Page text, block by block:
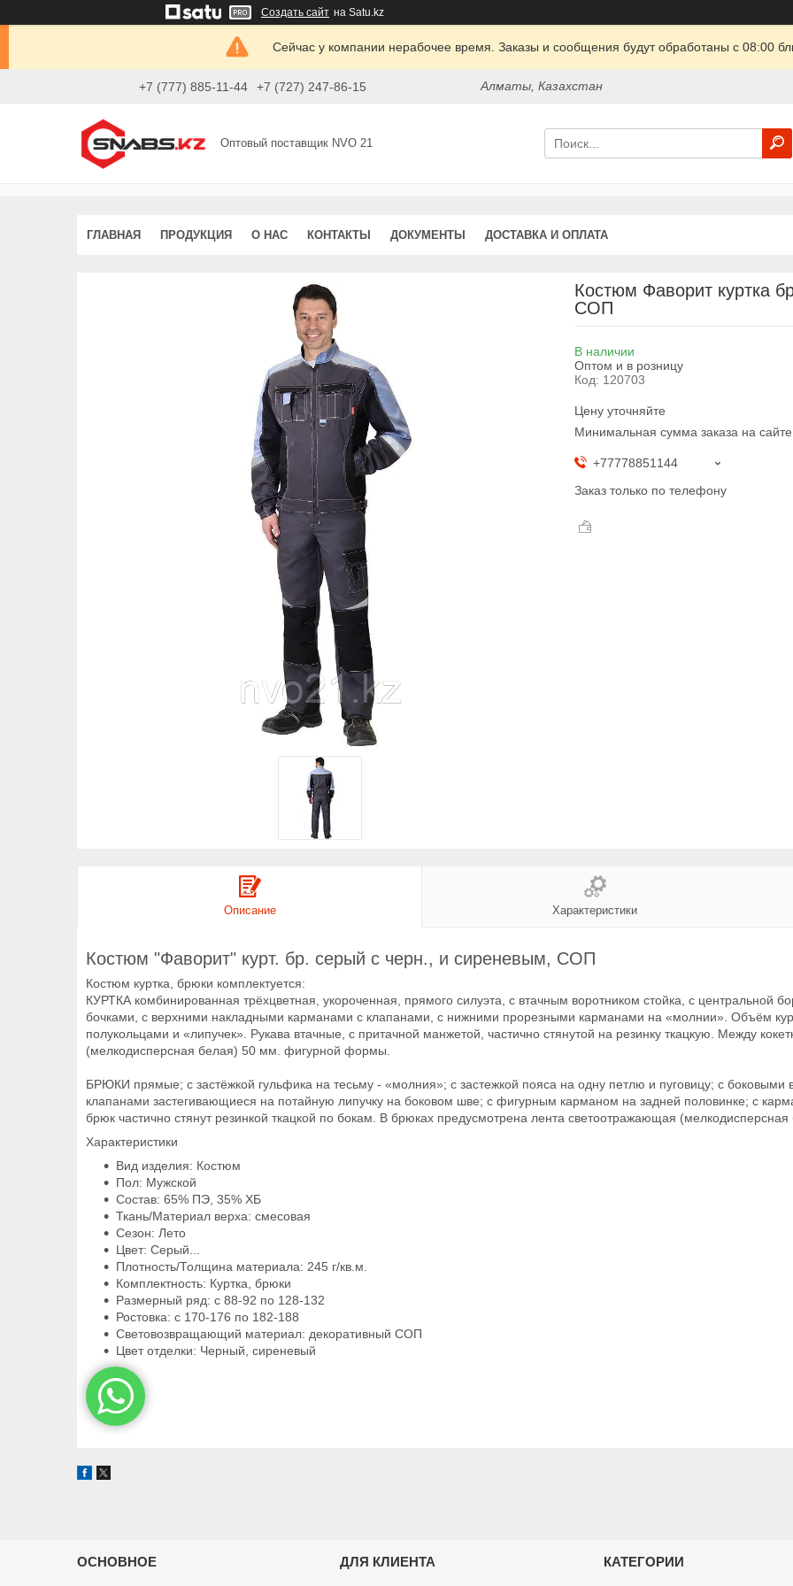
Создать сайт на Satu.kz
Сейчас у компании нерабочее время. Заказы и сообщения будут обработаны с 08:00
+7 (777) 885-11-44 +7 (727) 247-86-15 Алматы, Казахстан
Оптовый поставщик NVO 21
ГЛАВНАЯ ПРОДУКЦИЯ О НАС КОНТАКТЫ ДОКУМЕНТЫ ДОСТАВКА И ОПЛАТА
Костюм Фаворит куртка
СОП
В наличии
Оптом и в розницу
Код: 120703
Цену уточняйте
Минимальная сумма заказа на
+77778851144
Заказ только по телефону
Описание Характеристики
Костюм "Фаворит" курт. бр. серый с черн., и сиреневым, СОП
Костюм куртка, брюки комплектуется:
КУРТКА комбинированная трёхцветная, укороченная, прямого силуэта, с втачным воротником стойка, с центральной
бочками, с верхними накладными карманами с клапанами, с нижними прорезными карманами на «молнии». Объём
полукольцами и «липучек». Рукава втачные, с притачной манжетой, частично стянутой на резинку ткацкую. Между
(мелкодисперсная белая) 50 мм. фигурной формы.
БРЮКИ прямые; с застёжкой гульфика на тесьму - «молния»; с застежкой пояса на одну петлю и пуговицу; с
клапанами застегивающиеся на потайную липучку на боковом шве; с фигурным карманом на задней половинке; с
брюк частично стянут резинкой ткацкой по бокам. В брюках предусмотрена лента светоотражающая
Характеристики
Вид изделия: Костюм
Пол: Мужской
Состав: 65% ПЭ, 35% ХБ
Ткань/Материал верха: смесовая
Сезон: Лето
Цвет: Серый...
Плотность/Толщина материала: 245 г/кв.м.
Комплектность: Куртка, брюки
Размерный ряд: с 88-92 по 128-132
Ростовка: с 170-176 по 182-188
Световозвращающий материал: декоративный СОП
Цвет отделки: Черный, сиреневый
ОСНОВНОЕ ДЛЯ КЛИЕНТА КАТЕГОРИИ